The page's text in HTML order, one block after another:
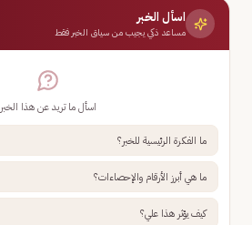
اسأل الخبر
مساعد ذكي يجيب من سياق الخبر فقط
اسأل ما تريد عن هذا الخبر
ما الفكرة الرئيسية للخبر؟
ما هي أبرز الأرقام والإحصاءات؟
كيف يؤثر هذا علي؟